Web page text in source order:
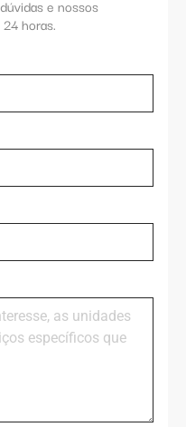
e nossos
horas.